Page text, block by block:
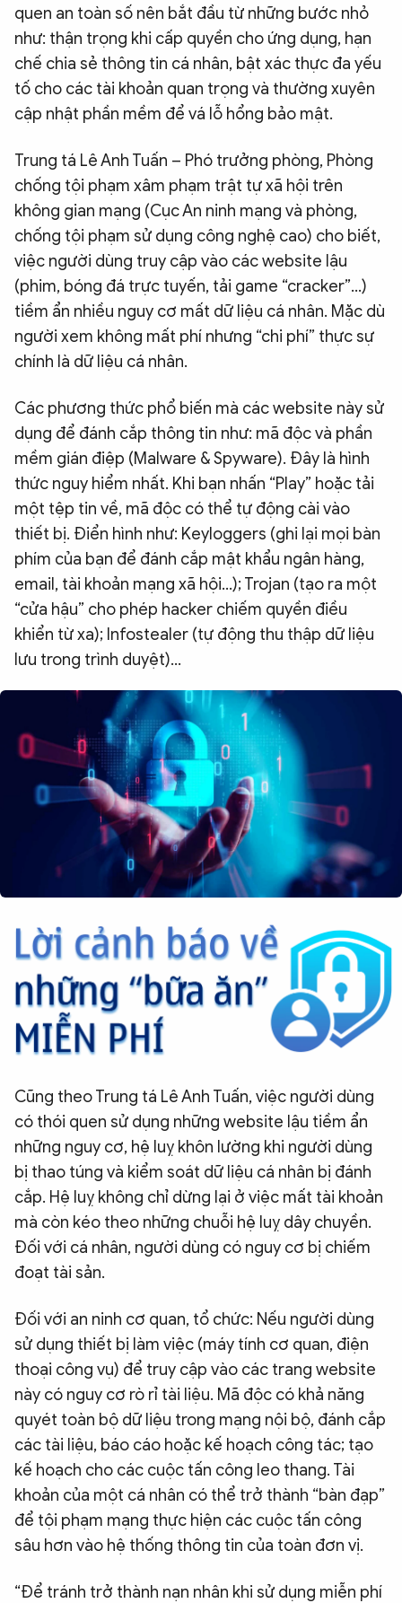
quen an toàn số nên bắt đầu từ những bước nhỏ
như: thận trọng khi cấp quyền cho ứng dụng, hạn
chế chia sẻ thông tin cá nhân, bật xác thực đa yếu
tố cho các tài khoản quan trọng và thường xuyên
cập nhật phần mềm để vá lỗ hổng bảo mật.
Trung tá Lê Anh Tuấn – Phó trưởng phòng, Phòng
chống tội phạm xâm phạm trật tự xã hội trên
không gian mạng (Cục An ninh mạng và phòng,
chống tội phạm sử dụng công nghệ cao) cho biết,
việc người dùng truy cập vào các website lậu
(phim, bóng đá trực tuyến, tải game “cracker”…)
tiềm ẩn nhiều nguy cơ mất dữ liệu cá nhân. Mặc dù
người xem không mất phí nhưng “chi phí” thực sự
chính là dữ liệu cá nhân.
Các phương thức phổ biến mà các website này sử
dụng để đánh cắp thông tin như: mã độc và phần
mềm gián điệp (Malware & Spyware). Đây là hình
thức nguy hiểm nhất. Khi bạn nhấn “Play” hoặc tải
một tệp tin về, mã độc có thể tự động cài vào
thiết bị. Điển hình như: Keyloggers (ghi lại mọi bàn
phím của bạn để đánh cắp mật khẩu ngân hàng,
email, tài khoản mạng xã hội…); Trojan (tạo ra một
“cửa hậu” cho phép hacker chiếm quyền điều
khiển từ xa); Infostealer (tự động thu thập dữ liệu
lưu trong trình duyệt)…
Cũng theo Trung tá Lê Anh Tuấn, việc người dùng
có thói quen sử dụng những website lậu tiềm ẩn
những nguy cơ, hệ luỵ khôn lường khi người dùng
bị thao túng và kiểm soát dữ liệu cá nhân bị đánh
cắp. Hệ luỵ không chỉ dừng lại ở việc mất tài khoản
mà còn kéo theo những chuỗi hệ luỵ dây chuyền.
Đối với cá nhân, người dùng có nguy cơ bị chiếm
đoạt tài sản.
Đối với an ninh cơ quan, tổ chức: Nếu người dùng
sử dụng thiết bị làm việc (máy tính cơ quan, điện
thoại công vụ) để truy cập vào các trang website
này có nguy cơ rò rỉ tài liệu. Mã độc có khả năng
quyét toàn bộ dữ liệu trong mạng nội bộ, đánh cắp
các tài liệu, báo cáo hoặc kế hoạch công tác; tạo
kế hoạch cho các cuộc tấn công leo thang. Tài
khoản của một cá nhân có thể trở thành “bàn đạp”
để tội phạm mạng thực hiện các cuộc tấn công
sâu hơn vào hệ thống thông tin của toàn đơn vị.
“Để tránh trở thành nạn nhân khi sử dụng miễn phí